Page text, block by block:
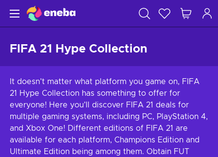
FIFA 21 Hype Collection
It doesn’t matter what platform you game on, FIFA
21 Hype Collection has something to offer for
everyone! Here you’ll discover FIFA 21 deals for
multiple gaming systems, including PC, PlayStation 4,
and Xbox One! Different editions of FIFA 21 are
available for each platform, Champions Edition and
Ultimate Edition being among them. Obtain FUT